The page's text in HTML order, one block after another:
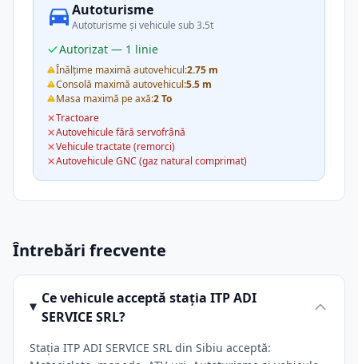
Autoturisme
Autoturisme și vehicule sub 3.5t
Autorizat — 1 linie
Înălțime maximă autovehicul:2.75 m
Consolă maximă autovehicul:5.5 m
Masa maximă pe axă:2 To
Tractoare
Autovehicule fără servofrână
Vehicule tractate (remorci)
Autovehicule GNC (gaz natural comprimat)
Întrebări frecvente
Ce vehicule acceptă stația ITP ADI
SERVICE SRL?
Stația ITP ADI SERVICE SRL din Sibiu acceptă: